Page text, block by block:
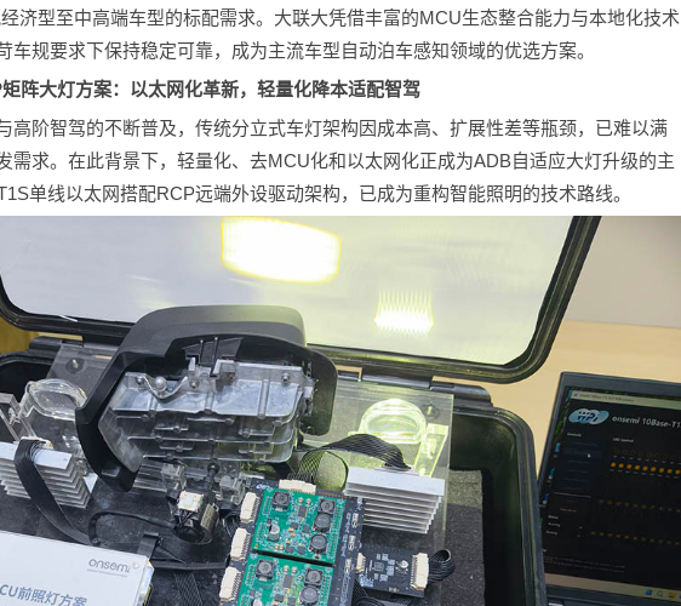
济型至中高端车型的标配需求。大联大凭借丰富的MCU生态整合能力与本地化技术
车规要求下保持稳定可靠，成为主流车型自动泊车感知领域的优选方案。
阵大灯方案：以太网化革新，轻量化降本适配智驾
高阶智驾的不断普及，传统分立式车灯架构因成本高、扩展性差等瓶颈，已难以满
需求。在此背景下，轻量化、去MCU化和以太网化正成为ADB自适应大灯升级的主
单线以太网搭配RCP远端外设驱动架构，已成为重构智能照明的技术路线。